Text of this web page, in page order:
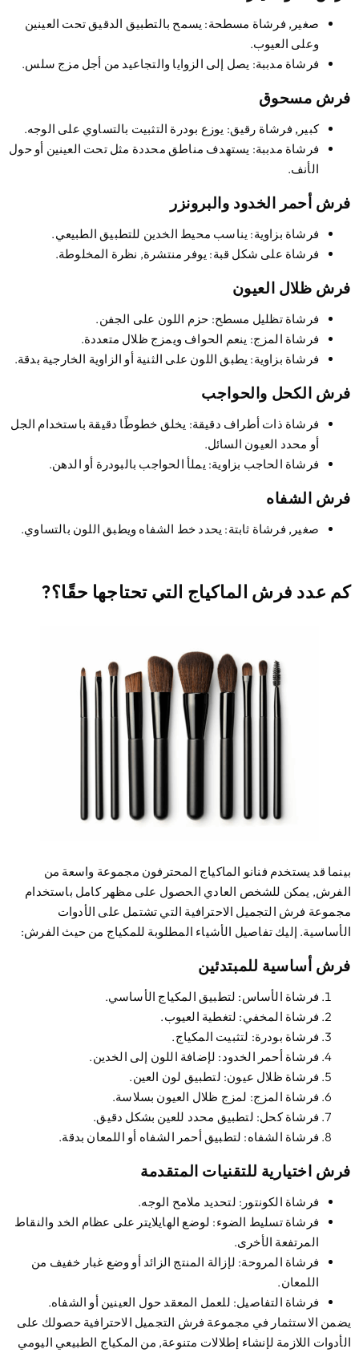
صغير, فرشاة مسطحة: يسمح بالتطبيق الدقيق تحت العينين
وعلى العيوب.
فرشاة مدببة: يصل إلى الزوايا والتجاعيد من أجل مزج سلس.
مسحوق
كبير, فرشاة رقيق: يوزع بودرة التثبيت بالتساوي على الوجه.
فرشاة مدببة: يستهدف مناطق محددة مثل تحت العينين أو حول
الأنف.
أحمر الخدود والبرونزر
فرشاة بزاوية: يناسب محيط الخدين للتطبيق الطبيعي.
فرشاة على شكل قبة : يوفر منتشرة, نظرة المخلوطة.
ظلال العيون
فرشاة تظليل مسطح: حزم اللون على الجفن.
فرشاة المزج: ينعم الحواف ويمزج ظلال متعددة.
فرشاة بزاوية: يطبق اللون على الثنية أو الزاوية الخارجية بدقة.
الكحل والحواجب
فرشاة ذات أطراف دقيقة: يخلق خطوطًا دقيقة باستخدام الجل
أو محدد العيون السائل.
فرشاة الحاجب بزاوية: يملأ الحواجب بالبودرة أو الدهن.
الشفاه
صغير, فرشاة ثابتة: يحدد خط الشفاه ويطبق اللون بالتساوي.
عدد فرش الماكياج التي تحتاجها حقًا؟?
قد يستخدم فنانو الماكياج المحترفون مجموعة واسعة من
يمكن للشخص العادي الحصول على مظهر كامل باستخدام
فرش التجميل الاحترافية التي تشتمل على الأدوات
إليك تفاصيل الأشياء المطلوبة للمكياج من حيث الفرش:
أساسية للمبتدئين
فرشاة الأساس: لتطبيق المكياج الأساسي.
فرشاة المخفي: لتغطية العيوب.
فرشاة بودرة: لتثبيت المكياج.
فرشاة أحمر الخدود: لإضافة اللون إلى الخدين.
فرشاة ظلال عيون: لتطبيق لون العين.
فرشاة المزج: لمزج ظلال العيون بسلاسة.
فرشاة كحل: لتطبيق محدد للعين بشكل دقيق.
فرشاة الشفاه: لتطبيق أحمر الشفاه أو اللمعان بدقة.
اختيارية للتقنيات المتقدمة
فرشاة الكونتور: لتحديد ملامح الوجه.
فرشاة تسليط الضوء: لوضع الهايلايتر على عظام الخد والنقاط
المرتفعة الأخرى.
فرشاة المروحة: لإزالة المنتج الزائد أو وضع غبار خفيف من
اللمعان.
فرشاة التفاصيل: للعمل المعقد حول العينين أو الشفاه.
الاستثمار في مجموعة فرش التجميل الاحترافية حصولك على
اللازمة لإنشاء إطلالات متنوعة, من المكياج الطبيعي اليومي